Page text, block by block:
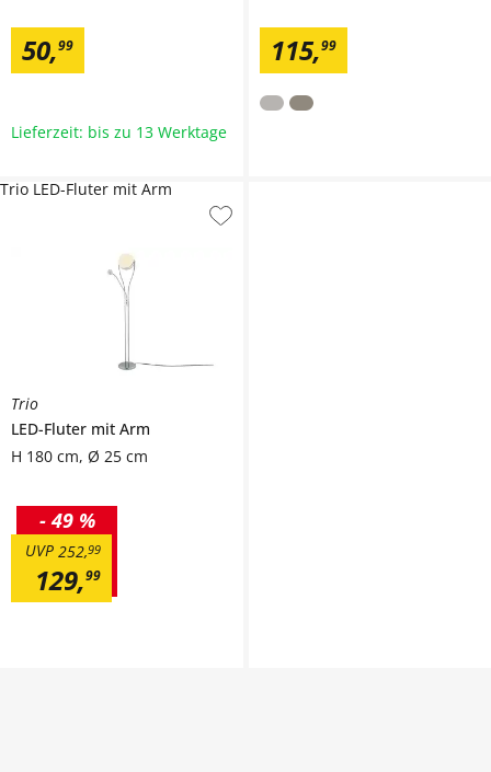
50,99
Lieferzeit: bis zu 13 Werktage
115,99
Trio
LED-Fluter mit Arm
H 180 cm, Ø 25 cm
129,99
252,99
UVP
- 49 %
Trio LED-Fluter mit Arm